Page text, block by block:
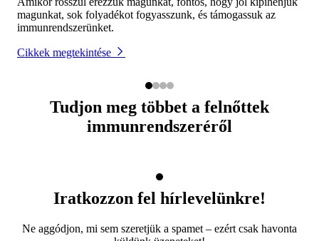
magunkat, sok folyadékot fogyasszunk, és támogassuk az
immunrendszerünket.
Cikkek megtekintése
Tudjon meg többet a felnőttek
immunrendszeréről
Iratkozzon fel hírlevelünkre!
Ne aggódjon, mi sem szeretjük a spamet – ezért csak havonta